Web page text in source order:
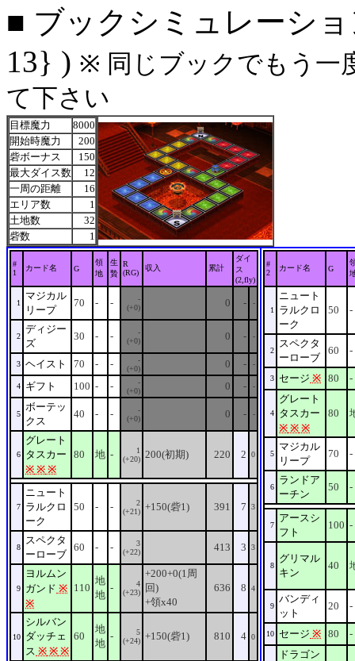
■ ブックシミュレーシ
13} ) ※ 同じブックでもう一
て下さい
目標魔力
8000
開始時魔力
200
砦ボーナス
150
最大ダイス数
12
一周の距離
16
エリア数
1
土地数
32
砦数
1
#
1
カード名 G
領
地
生
贄
R
(RG)
収入 累計
ダイ
ス
(2,fly)
1
マジカル
リープ
70 - -
-
(+0)
0 - -
2
ディジー
ズ
30 - -
-
(+0)
0 - -
3 ヘイスト 70 - -
-
(+0)
0 - -
4 ギフト 100 - -
-
(+0)
0 - -
5
ボーテッ
クス
40 - -
-
(+0)
0 - -
6
グレート
タスカー
※ ※ ※
80 地 -
1
(+20) 200(初期) 220 2 0
7
ニュート
ラルクロ
ーク
50 - -
2
(+21) +150(砦1) 391 7 3
8
スペクタ
ーローブ
60 - -
3
(+22)
413 3 3
9
ヨルムン
ガンド ※
※
110
地
地
-
4
(+23)
+200+0(1周
回)
+領x40
636 8 4
10
シルバン
ダッチェ
ス ※ ※ ※
60
地
地
-
5
(+24) +150(砦1) 810 4 0
#
2
カード名 G
1
ニュート
ラルクロ
ーク
50 -
2
スペクタ
ーローブ
60 -
3 セージ ※ 80 -
4
グレート
タスカー
※ ※ ※
80
5
マジカル
リープ
70 -
6
ランドア
ーチン
50 -
7
アースシ
フト
100 -
8
グリマル
キン
40
9
バンディ
ット
20 -
10 セージ ※ 80 -
ドラゴン